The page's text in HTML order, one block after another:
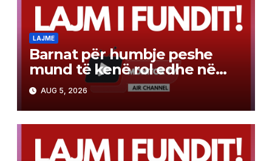
LAJME
Barnat për humbje peshe
mund të kenë rol edhe në
luftën kundër kancerit
AUG 5, 2026